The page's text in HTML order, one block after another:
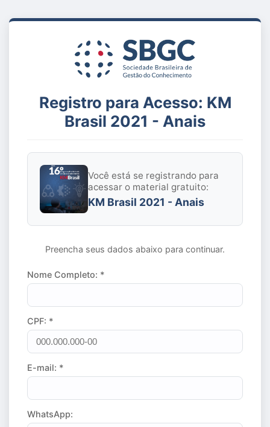
Registro para Acesso: KM
Brasil 2021 - Anais
Você está se registrando para
acessar o material gratuito:
KM Brasil 2021 - Anais
Preencha seus dados abaixo para continuar.
Nome Completo: *
CPF: *
E-mail: *
WhatsApp: